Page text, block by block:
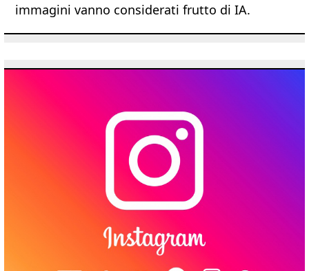
immagini vanno considerati frutto di IA.